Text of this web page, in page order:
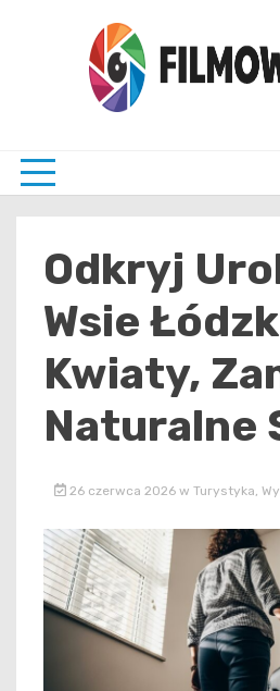
Odkryj
Wsie
Kwiaty,
Naturalne
26 czerwca 2026 w Turystyka